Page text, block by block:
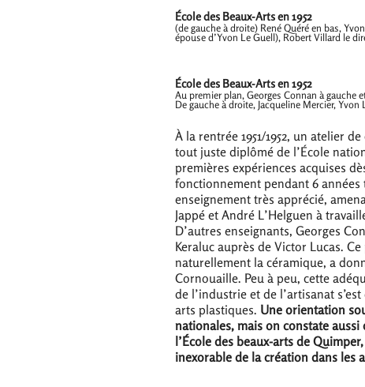
École des Beaux-Arts en 1952
(de gauche à droite) René Quéré en bas,
épouse d’Yvon Le Guell), Robert Villard le
École des Beaux-Arts en 1952
Au premier plan, Georges Connan à gauche
De gauche à droite, Jacqueline Mercier, Yvon
À la rentrée 1951/1952, un atelier
tout juste diplômé de l’École
premières expériences acquises
fonctionnement pendant 6
enseignement très apprécié,
Jappé et André L’Helguen à
D’autres enseignants, Georges
Keraluc auprès de Victor Lucas.
naturellement la céramique, a
Cornouaille. Peu à peu, cette
de l’industrie et de l’artisanat
arts plastiques. Une orientation
nationales, mais on constate
l’École des beaux-arts de
inexorable de la création dans les